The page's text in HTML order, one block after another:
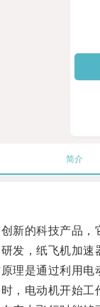
简介
的科技产品，
，纸飞机加速
是通过利用电
电动机开始工